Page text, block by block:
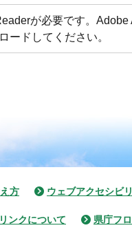
が必要です。Adobe
ードしてください。
方 ウェブアクセシビ
リンクについて 県庁フ